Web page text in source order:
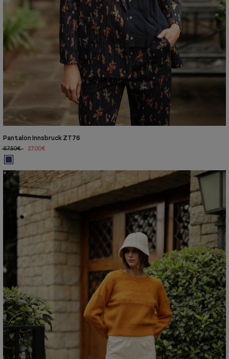
Pantalón Innsbruck ZT76
67,50€
27,00€